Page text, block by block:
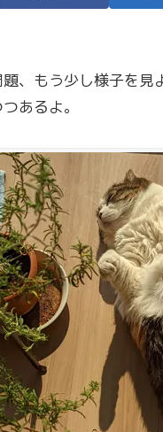
、もう少し様子を見
あるよ。